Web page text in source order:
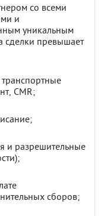
со всеми
и
уникальным
сделки превышает
CMR;
и разрешительные
сборов;